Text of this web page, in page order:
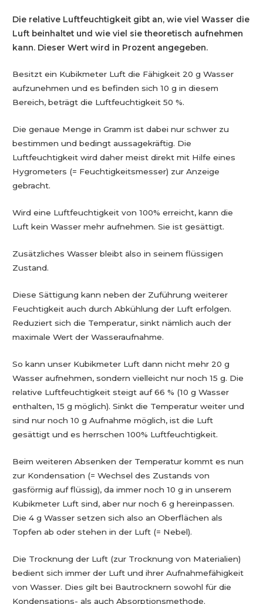
Die relative Luftfeuchtigkeit gibt an, wie viel Wasser die
Luft beinhaltet und wie viel sie theoretisch aufnehmen
kann. Dieser Wert wird in Prozent angegeben.
Besitzt ein Kubikmeter Luft die Fähigkeit 20 g Wasser
aufzunehmen und es befinden sich 10 g in diesem
Bereich, beträgt die Luftfeuchtigkeit 50 %.
Die genaue Menge in Gramm ist dabei nur schwer zu
bestimmen und bedingt aussagekräftig. Die
Luftfeuchtigkeit wird daher meist direkt mit Hilfe eines
Hygrometers (= Feuchtigkeitsmesser) zur Anzeige
gebracht.
Wird eine Luftfeuchtigkeit von 100% erreicht, kann die
Luft kein Wasser mehr aufnehmen. Sie ist gesättigt.
Zusätzliches Wasser bleibt also in seinem flüssigen
Zustand.
Diese Sättigung kann neben der Zuführung weiterer
Feuchtigkeit auch durch Abkühlung der Luft erfolgen.
Reduziert sich die Temperatur, sinkt nämlich auch der
maximale Wert der Wasseraufnahme.
So kann unser Kubikmeter Luft dann nicht mehr 20 g
Wasser aufnehmen, sondern vielleicht nur noch 15 g. Die
relative Luftfeuchtigkeit steigt auf 66 % (10 g Wasser
enthalten, 15 g möglich). Sinkt die Temperatur weiter und
sind nur noch 10 g Aufnahme möglich, ist die Luft
gesättigt und es herrschen 100% Luftfeuchtigkeit.
Beim weiteren Absenken der Temperatur kommt es nun
zur Kondensation (= Wechsel des Zustands von
gasförmig auf flüssig), da immer noch 10 g in unserem
Kubikmeter Luft sind, aber nur noch 6 g hereinpassen.
Die 4 g Wasser setzen sich also an Oberflächen als
Topfen ab oder stehen in der Luft (= Nebel).
Die Trocknung der Luft (zur Trocknung von Materialien)
bedient sich immer der Luft und ihrer Aufnahmefähigkeit
von Wasser. Dies gilt bei Bautrocknern sowohl für die
Kondensations- als auch Absorptionsmethode.